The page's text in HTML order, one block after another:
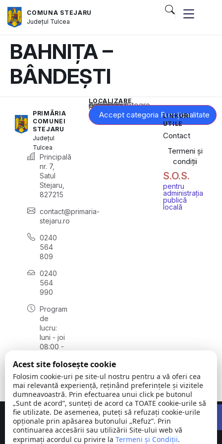
COMUNA STEJARU
Județul Tulcea
BAHNIȚA –
BÂNDEȘTI
PRIMĂRIA
COMUNEI
STEJARU
Județul
Tulcea
Principală
nr. 7,
Satul
Stejaru,
827215
contact@primaria-
stejaru.ro
0240
564
809
0240
564
990
Program
de
lucru:
luni - joi
08:00 -
vineri
08:00 -
14:00
LOCALIZARE
Acest conținut este blocat până când acceptați categoria corespunzătoare de cookie-uri.
Accept categoria Funcționalitate
LINKURI
UTILE
Contact
Termeni și
condiții
S.O.S.
pentru
administrația
publică
locală
Comuna © Toate
Concept realizat deBig Media Relații Publice SRL
Acest site folosește cookie
Folosim cookie-uri pe site-ul nostru pentru a vă oferi cea
mai relevantă experiență, reținând preferințele și vizitele
dumneavoastră. Prin efectuarea unui click pe butonul
„Sunt de acord”, sunteți de acord ca TOATE cookie-urile să
fie utilizate. De asemenea, puteți să refuzați cookie-urile
opționale prin apăsarea butonului „Refuz”. Prin
continuarea accesării sau utilizării Site-ului web vă
exprimați acordul cu privire la Termeni și Condiții.